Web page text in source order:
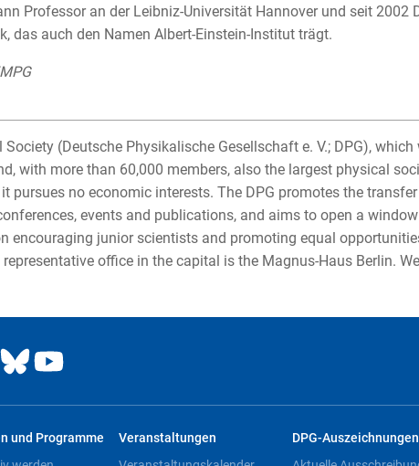
Professor an der Leibniz-Universität Hannover und seit 2002
das auch den Namen Albert-Einstein-Institut trägt.
Society (Deutsche Physikalische Gesellschaft e. V.; DPG),
with more than 60,000 members, also the largest physical
pursues no economic interests. The DPG promotes the
events and publications, and aims to open a
encouraging junior scientists and promoting equal
office in the capital is the Magnus-Haus Berlin.
und Programme Veranstaltungen DPG-Auszeichnungen